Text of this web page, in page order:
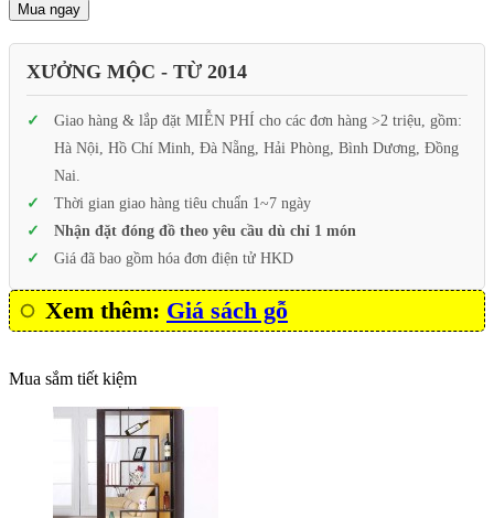
Mua ngay
XƯỞNG MỘC - TỪ 2014
Giao hàng & lắp đặt MIỄN PHÍ cho các đơn hàng >2 triệu, gồm:
Hà Nội, Hồ Chí Minh, Đà Nẵng, Hải Phòng, Bình Dương, Đồng
Nai.
Thời gian giao hàng tiêu chuẩn 1~7 ngày
Nhận đặt đóng đồ theo yêu cầu dù chỉ 1 món
Giá đã bao gồm hóa đơn điện tử HKD
Xem thêm: Giá sách gỗ
Mua sắm tiết kiệm